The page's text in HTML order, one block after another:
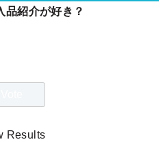
品紹介が好き？
Results